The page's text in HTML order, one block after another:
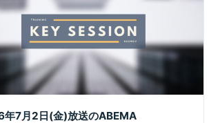
7月2日(金)放送のABEMA